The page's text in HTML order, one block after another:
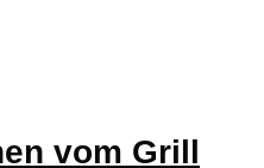
vom Grill